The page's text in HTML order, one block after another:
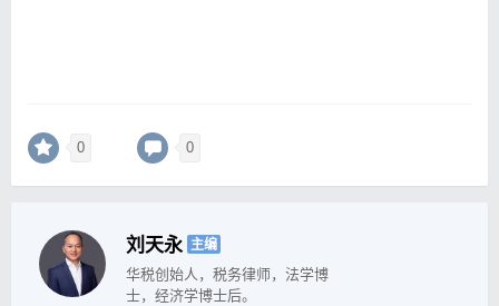
0 0
刘天永 主编
华税创始人，税务律师，法学博
士，经济学博士后。